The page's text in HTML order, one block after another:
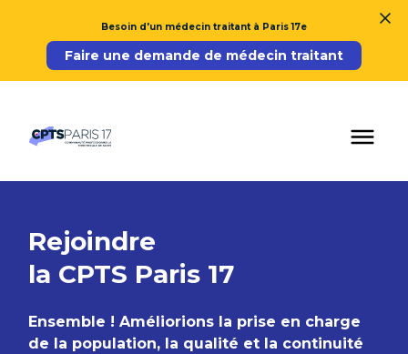
Besoin d'un médecin traitant à Paris 17e
Faire une demande de médecin traitant
Rejoindre
la CPTS Paris 17
Ensemble ! Améliorions la prise en charge
de la population, la qualité et la continuité